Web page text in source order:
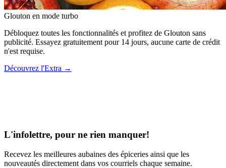
Glouton en mode turbo
Débloquez toutes les fonctionnalités et profitez de Glouton sans
publicité. Essayez gratuitement pour 14 jours, aucune carte de crédit
n'est requise.
Découvrez l'Extra →
L'infolettre, pour ne rien manquer!
Recevez les meilleures aubaines des épiceries ainsi que les
nouveautés directement dans vos courriels chaque semaine.